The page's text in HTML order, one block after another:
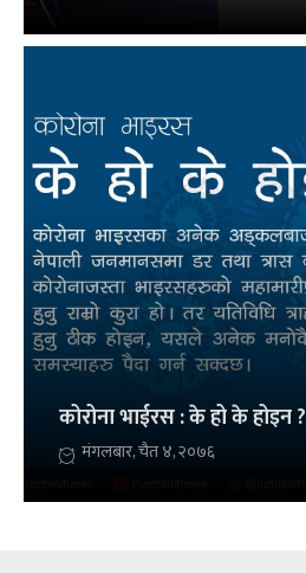
कोरोना भाईरस : के हो के होइन ?
मंगलबार, चैत ४, २०७६